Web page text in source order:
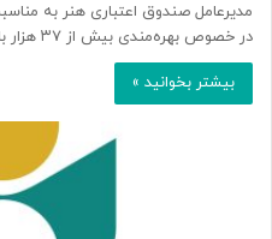
مدیرعامل صندوق اعتباری هنر به
در خصوص بهره‌مندی بیش از ۳۷ هزار بانوی هنرمند…
بیشتر بخوانید »